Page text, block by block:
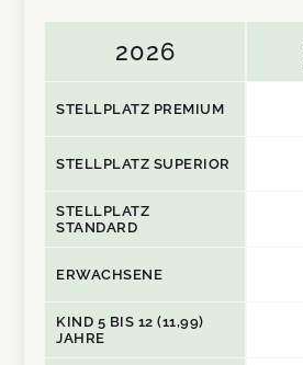
2026
STELLPLATZ PREMIUM
STELLPLATZ SUPERIOR
STELLPLATZ
STANDARD
ERWACHSENE
KIND 5 BIS 12 (11,99)
JAHRE